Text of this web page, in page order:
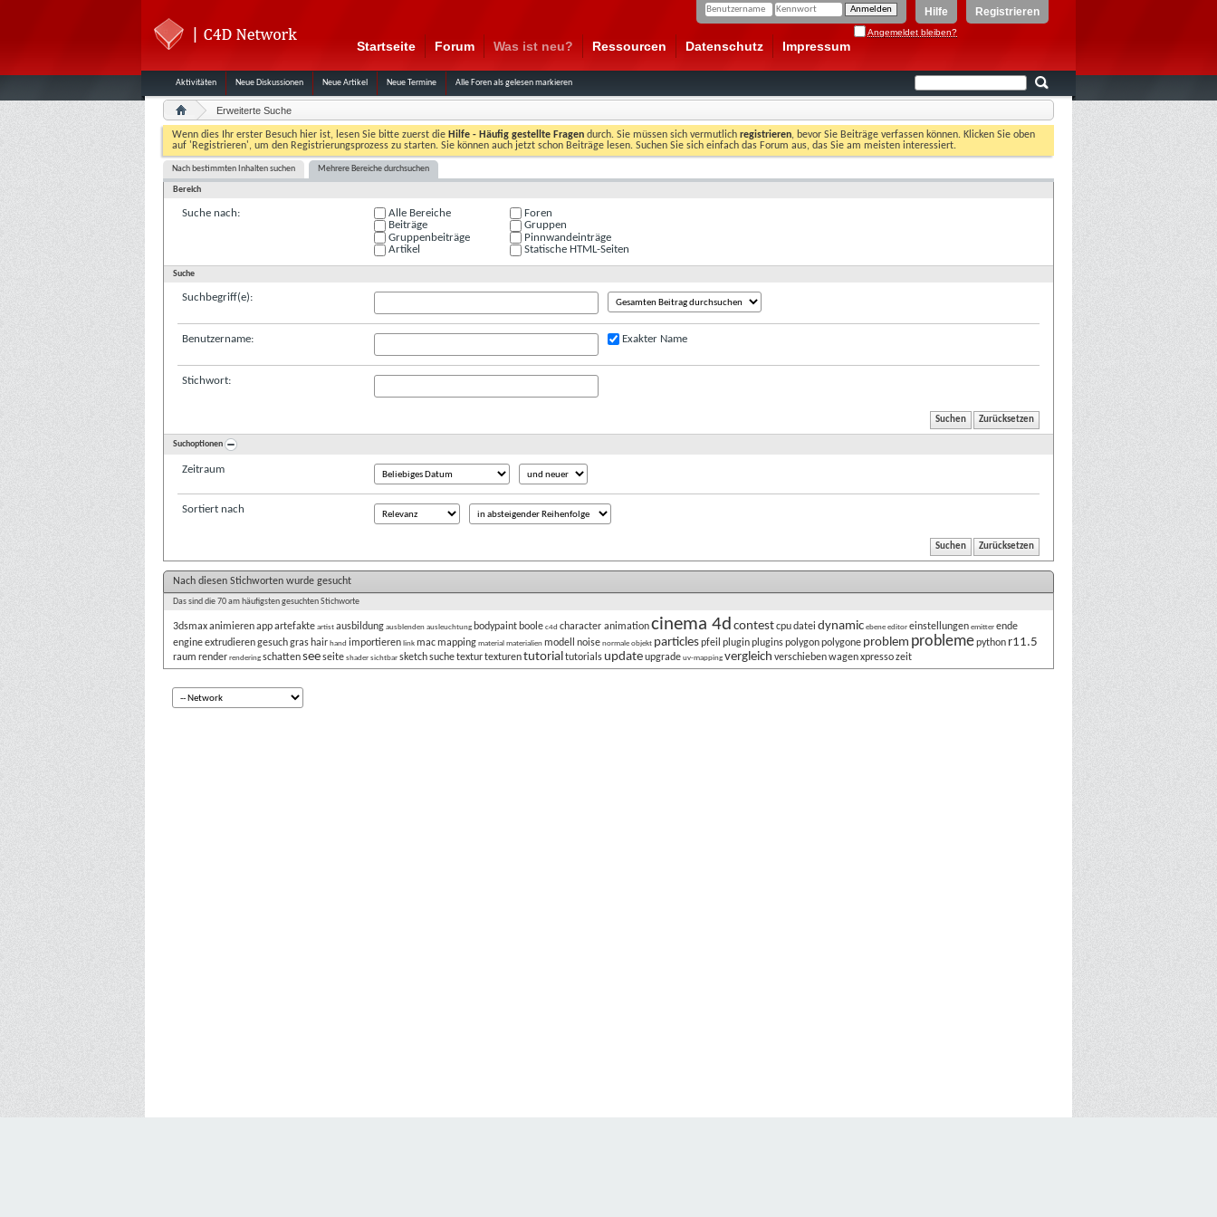
Registrieren
Hilfe
Angemeldet bleiben?
Startseite Forum Was ist neu?
Aktivitäten Neue Diskussionen Neue Artikel Neue Termine Alle Foren als gelesen markieren
Ressourcen Datenschutz Impressum
Erweiterte Suche
Wenn dies Ihr erster Besuch hier ist, lesen Sie bitte zuerst die Hilfe - Häufig gestellte Fragen durch. Sie müssen sich vermutlich registrieren, bevor Sie Beiträge verfassen können. Klicken Sie oben
auf 'Registrieren', um den Registrierungsprozess zu starten. Sie können auch jetzt schon Beiträge lesen. Suchen Sie sich einfach das Forum aus, das Sie am meisten interessiert.
Nach bestimmten Inhalten suchen Mehrere Bereiche durchsuchen
Bereich
Suche nach: Alle Bereiche
Foren
Beiträge
Gruppen
Gruppenbeiträge
Pinnwandeinträge
Artikel
Statische HTML-Seiten
Suche
Suchbegriff(e):
Benutzername: Exakter Name
Stichwort:
Suchoptionen
Zeitraum
Sortiert nach
Nach diesen Stichworten wurde gesucht
Das sind die 70 am häufigsten gesuchten Stichworte
3dsmaxanimierenappartefakte artist ausbildung ausblenden ausleuchtung bodypaint boole c4d character animationcinema 4d contestcpudatei dynamic ebene editor einstellungen emitter ende
engineextrudierengesuchgras hair hand importieren link macmapping material materialien modell noise normale objekt particlespfeil pluginpluginspolygonpolygone problem problemepython r11.5
raum render rendering schattenseeseite shader sichtbar sketchsuchetexturtexturentutorial tutorials updateupgrade uv-mapping vergleich verschiebenwagenxpressozeit